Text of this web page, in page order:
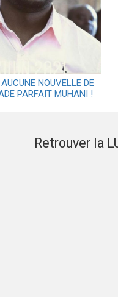
NOUVELLE DE
PARFAIT MUHANI !
Retrouver la